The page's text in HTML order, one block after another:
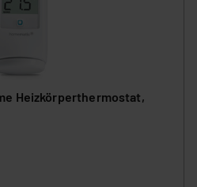
Heizkörperthermostat,